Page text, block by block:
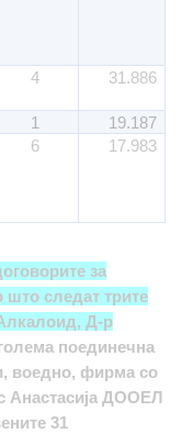
4 31.886
1
19.187
6 17.983
за
следат трите
Д-р
поединечна
воедно, фирма со
Анастасија ДООЕЛ
31